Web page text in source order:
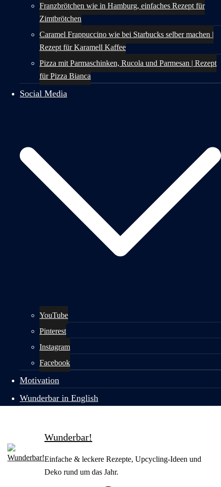
Franzbrötchen wie in Hamburg, einfaches Rezept für
Zimtbrötchen
Caramel Frappuccino wie bei Starbucks selber machen |
Rezept für Karamell Kaffee
Pizza mit Parmaschinken, Rucola und Parmesan | Rezept
für Pizza Bianca
Social Media
YouTube
Pinterest
Instagram
Facebook
Motivation
Wunderbar in English
Wunderbar!
Einfache & leckere Rezepte, Upcycling-Ideen und
Deko rund um das Jahr.